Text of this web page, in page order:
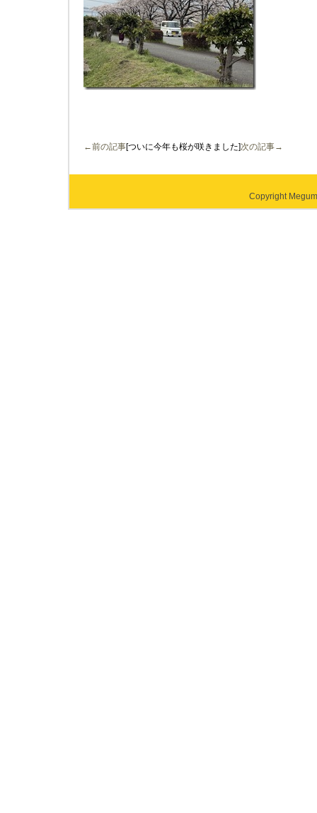
←前の記事[ついに今年も桜が咲きました]次の記事→
Copyright